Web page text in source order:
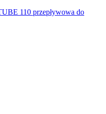
110 przepływowa do